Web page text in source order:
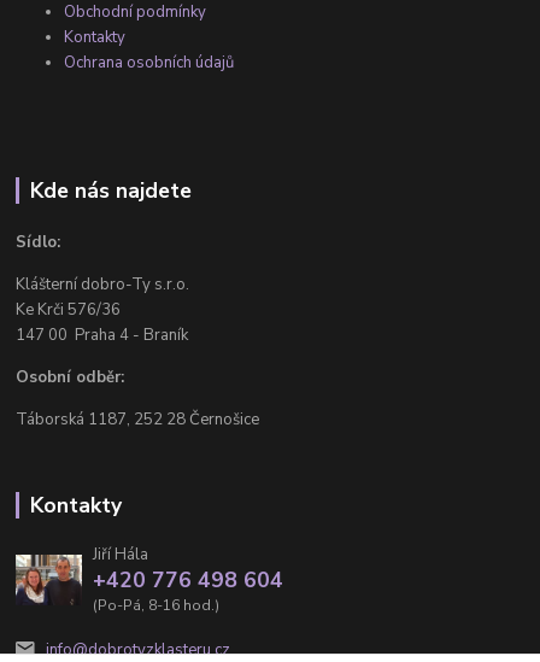
Obchodní podmínky
Kontakty
Ochrana osobních údajů
Kde nás najdete
Sídlo:
Klášterní dobro-Ty s.r.o.
Ke Krči 576/36
147 00 Praha 4 - Braník
Osobní odběr:
Táborská 1187, 252 28 Černošice
Kontakty
Jiří Hála
+420 776 498 604
(Po-Pá, 8-16 hod.)
info@dobrotyzklasteru.cz